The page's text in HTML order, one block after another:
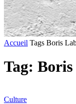
Accueil Tags Boris
Tag:
Culture